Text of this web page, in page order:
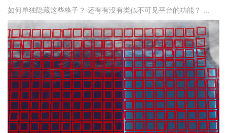
如何单独隐藏这些格子？ 还有有没有类似不可见平台的功能？ ...